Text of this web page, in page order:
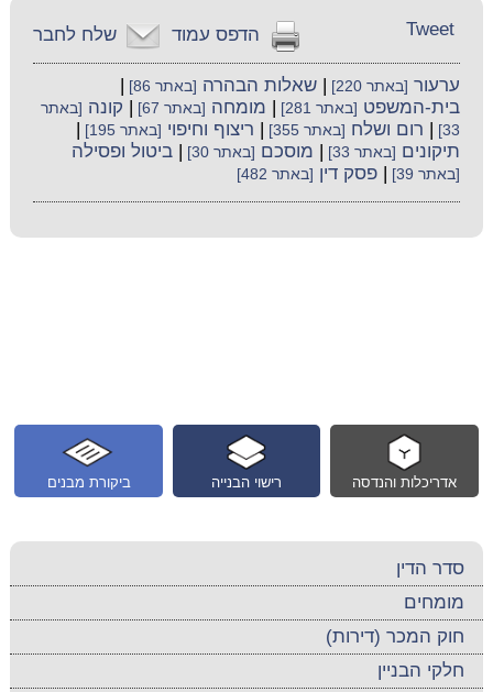
שלח לחבר הדפס עמוד Tweet
ערעור [באתר 220] |שאלות הבהרה [באתר 86]
בית-המשפט [באתר 281] מומחה [באתר 67] קונה [באתר
33]
רום ושלח [באתר 355] ריצוף וחיפוי [באתר 195]
תיקונים [באתר 33] מוסכם [באתר 30] |ביטול ופסילה
[באתר 39] |פסק דין [באתר 482]
ביקורת מבנים רישוי הבנייה אדריכלות והנדסה
סדר הדין
מומחים
חוק המכר (דירות)
חלקי הבניין